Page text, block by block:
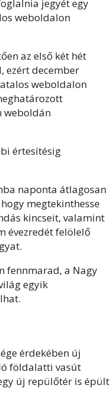
jegyét egy
weboldalon
az első két hét
ezért december
weboldalon
weboldán
értesítésig
naponta átlagosan
megtekinthesse
kincseit, valamint
évezredét felölelő
fennmarad, a Nagy
egyik
érdekében új
földalatti vasút
új repülőtér is épült